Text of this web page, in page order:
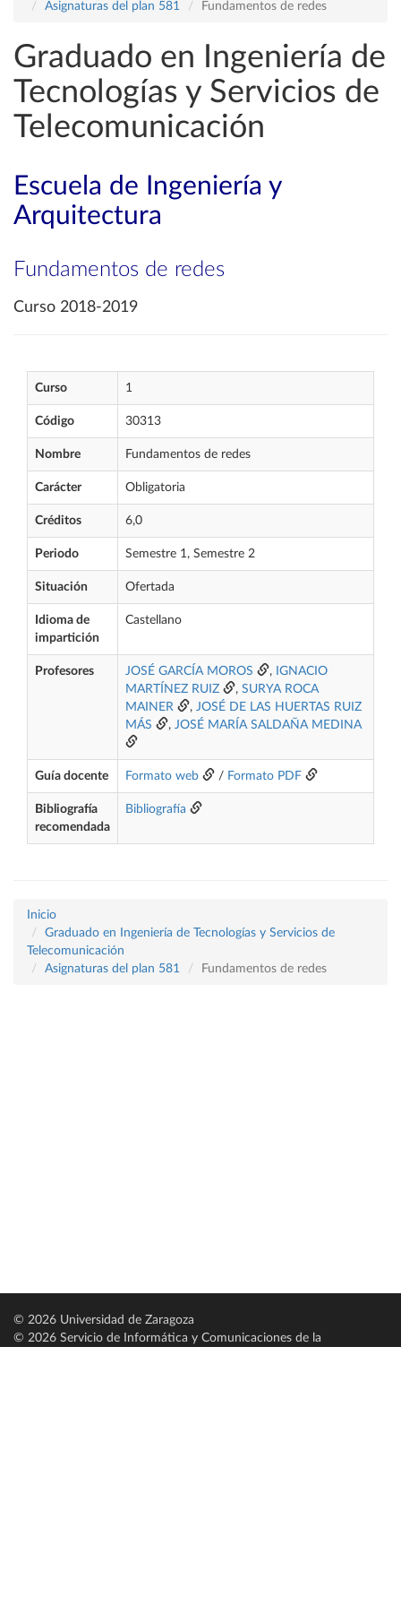
Asignaturas del plan 581
Fundamentos de redes
Graduado en Ingeniería de
Tecnologías y Servicios de
Telecomunicación
Escuela de Ingeniería y
Arquitectura
Fundamentos de redes
Curso 2018-2019
Curso 1
Código 30313
Nombre Fundamentos de redes
Carácter Obligatoria
Créditos 6,0
Periodo Semestre 1, Semestre 2
Situación Ofertada
Idioma de
impartición
Castellano
Profesores JOSÉ GARCÍA MOROS , IGNACIO
MARTÍNEZ RUIZ
, SURYA ROCA
MAINER
, JOSÉ DE LAS HUERTAS RUIZ
MÁS
, JOSÉ MARÍA SALDAÑA MEDINA
Guía docente Formato web / Formato PDF
Bibliografía
recomendada
Bibliografía
Inicio
Graduado en Ingeniería de Tecnologías y Servicios de
Telecomunicación
Asignaturas del plan 581
Fundamentos de redes
© 2026 Universidad de Zaragoza
© 2026 Servicio de Informática y Comunicaciones de la